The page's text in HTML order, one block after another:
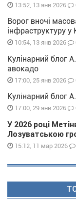
13:52, 13 янв 2026
Ворог вночі
інфраструктуру у
10:54, 13 янв 2026
Кулінарний блог
авокадо
17:00, 25 янв 2026
Кулінарний блог
17:00, 29 янв 2026
У 2026 році
Лозуватською
15:12, 11 мар 2026